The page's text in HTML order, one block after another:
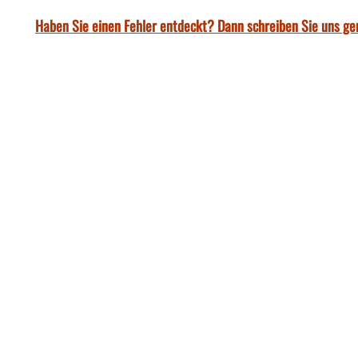
Haben Sie einen Fehler entdeckt? Dann schreiben Sie uns